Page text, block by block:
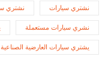
نشتري سيارات نشتري
نشري سيارات مستعملة
يشتري سيارات العارضية الصناعية